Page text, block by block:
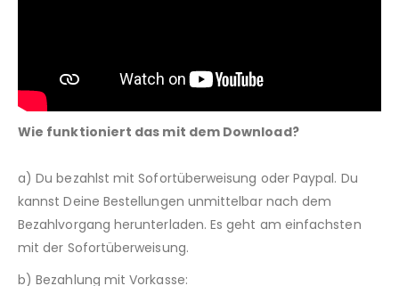
Wie funktioniert das mit dem Download?
a) Du bezahlst mit Sofortüberweisung oder Paypal. Du
kannst Deine Bestellungen unmittelbar nach dem
Bezahlvorgang herunterladen. Es geht am einfachsten
mit der Sofortüberweisung.
b) Bezahlung mit Vorkasse: